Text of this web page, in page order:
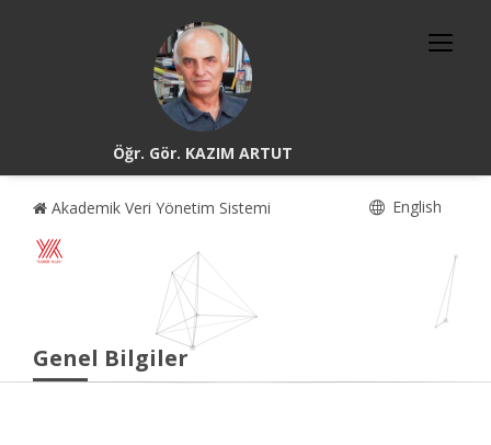
Öğr. Gör. KAZIM ARTUT
Akademik Veri Yönetim Sistemi English
Genel Bilgiler